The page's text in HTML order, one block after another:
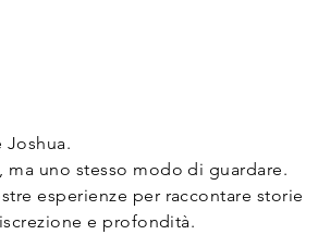
Joshua.
uno stesso modo di guardare.
esperienze per raccontare storie
e profondità.